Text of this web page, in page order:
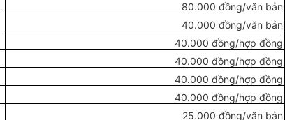
80.000 đồng/văn bản
40.000 đồng/văn bản
40.000 đồng/hợpđồng
40.000 đồng/hợpđồng
40.000 đồng/hợpđồng
40.000đồng/hợpđồng
25.000 đồng/văn bản